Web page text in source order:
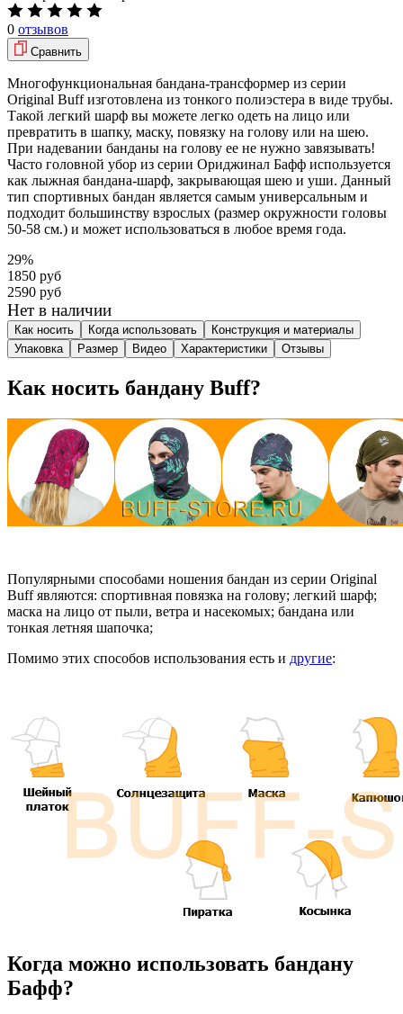
0 отзывов
Сравнить
Многофункциональная бандана-трансформер из серии
Original Buff изготовлена из тонкого полиэстера в виде трубы.
Такой легкий шарф вы можете легко одеть на лицо или
превратить в шапку, маску, повязку на голову или на шею.
При надевании банданы на голову ее не нужно завязывать!
Часто головной убор из серии Ориджинал Бафф используется
как лыжная бандана-шарф, закрывающая шею и уши. Данный
тип спортивных бандан является самым универсальным и
подходит большинству взрослых (размер окружности головы
50-58 см.) и может использоваться в любое время года.
29%
1850 руб
2590 руб
Нет в наличии
Как носить Когда использовать
Конструкция и материалы
Упаковка
Размер Видео Характеристики Отзывы
Как носить бандану Buff?
Популярными способами ношения бандан из серии Original
Buff являются: спортивная повязка на голову; легкий шарф;
маска на лицо от пыли, ветра и насекомых; бандана или
тонкая летняя шапочка;
Помимо этих способов использования есть и другие:
Когда можно использовать бандану
Бафф?